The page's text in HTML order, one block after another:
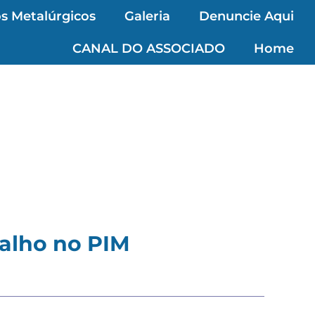
Metalúrgicos Galeria Denuncie Aqui
CANAL DO ASSOCIADO Home
no PIM